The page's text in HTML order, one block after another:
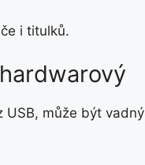
i titulků.
USB, může být vadný